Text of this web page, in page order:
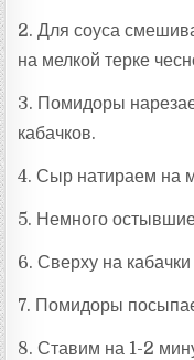
2. Для соуса
на мелкой терке
3. Помидоры
кабачков.
4. Сыр натираем на
5. Немного
6. Сверху на
7. Помидоры
8. Ставим на 1-2